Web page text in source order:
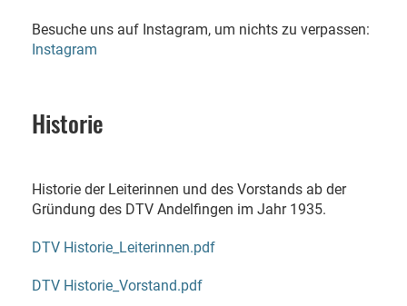
Besuche uns auf Instagram, um nichts zu verpassen:
Instagram
Historie
Historie der Leiterinnen und des Vorstands ab der
Gründung des DTV Andelfingen im Jahr 1935.
DTV Historie_Leiterinnen.pdf
DTV Historie_Vorstand.pdf